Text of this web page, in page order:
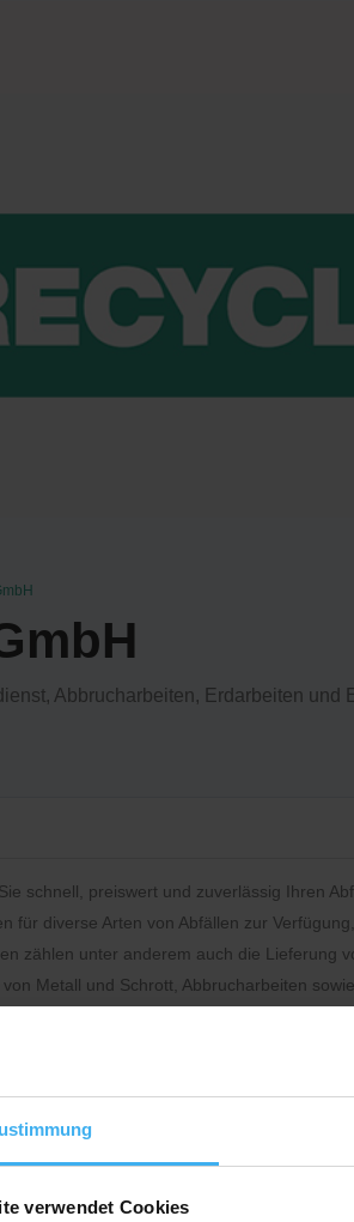
verwendet Cookies
Abbrucharbeiten, Erdarbeiten und
schnell, preiswert und zuverlässig Ihren
für diverse Arten von Abfällen zur
zählen unter anderem auch die Lieferung
Metall und Schrott, Abbrucharbeiten
als auch von Geschäftskunden in